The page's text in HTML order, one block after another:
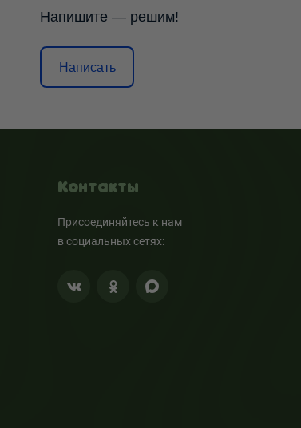
Напишите — решим!
Написать
Контакты
Присоединяйтесь к нам
в социальных сетях: